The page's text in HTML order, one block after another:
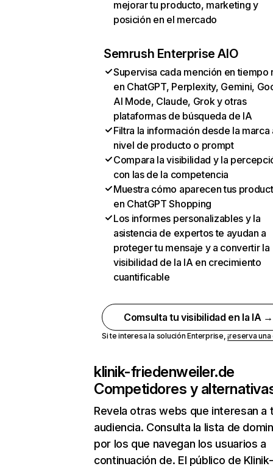
mejorar tu producto, marketing y
posición en el mercado
Semrush Enterprise AIO
Supervisa cada mención en tiempo
en ChatGPT, Perplexity, Gemini,
AI Mode, Claude, Grok y otras
plataformas de búsqueda de IA
Filtra la información desde la marca
nivel de producto o prompt
Compara la visibilidad y la
con las de la competencia
Muestra cómo aparecen tus
en ChatGPT Shopping
Los informes personalizables y la
asistencia de expertos te ayudan a
proteger tu mensaje y a convertir la
visibilidad de la IA en crecimiento
cuantificable
Comsulta tu visibilidad en la IA →
Si te interesa la solución Enterprise,¡reserva
klinik-friedenweiler.de
Competidores y
Revela otras webs que interesan a
audiencia. Consulta la lista de
por los que navegan los usuarios a
continuación de. El público de Klinik-